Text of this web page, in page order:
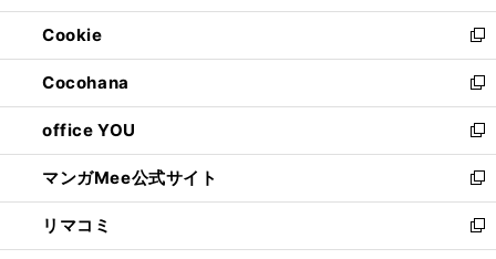
開
く
ウ
で
開
く
ン
ド
ウ
で
開
く
ウ
ィ
ン
ド
ウ
で
開
く
Cookie
新
し
い
ウ
ィ
ン
ド
ウ
で
開
Cocohana
新
し
い
ウ
ィ
ン
ド
ウ
office YOU
新
し
い
ウ
ィ
ン
マンガMee公式サイト
新
し
い
ウ
リマコミ
新
し